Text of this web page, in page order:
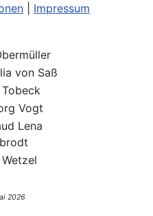
von Saß
Vogt
Lena
2026
Impressum